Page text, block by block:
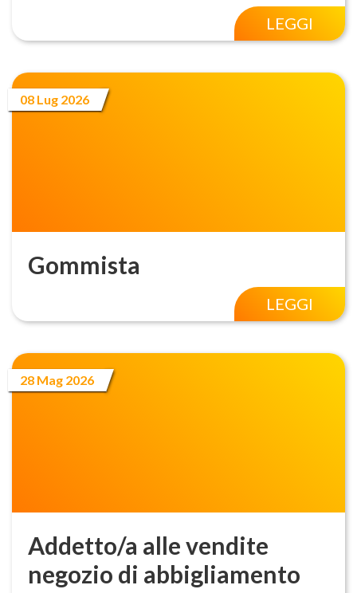
LEGGI
08 Lug 2026
Gommista
LEGGI
28 Mag 2026
Addetto/a alle vendite
negozio di abbigliamento